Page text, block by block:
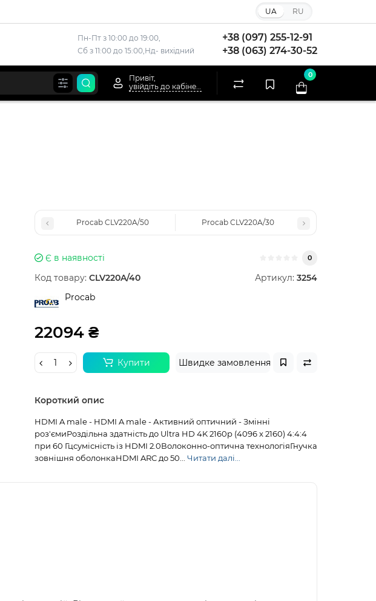
UA RU
Пн-Пт з 10:00 до 19:00,
Сб з 11:00 до 15:00,Нд- вихідний
+38 (097) 255-12-91
+38 (063) 274-30-52
Привіт,
увійдіть до кабінету
0
Procab CLV220A/50 Procab CLV220A/30
Є в наявності 0
Код товару: CLV220A/40 Артикул: 3254
Procab
22094 ₴
Купити Швидке замовлення
Короткий опис
HDMI A male - HDMI A male - Активний оптичний - Змінні
роз'ємиРоздільна здатність до Ultra HD 4K 2160p (4096 x 2160) 4:4:4
при 60 Гцсумісність із HDMI 2.0Волоконно-оптична технологіяГнучка
зовнішня оболонкаHDMI ARC до 50... Читати далі...